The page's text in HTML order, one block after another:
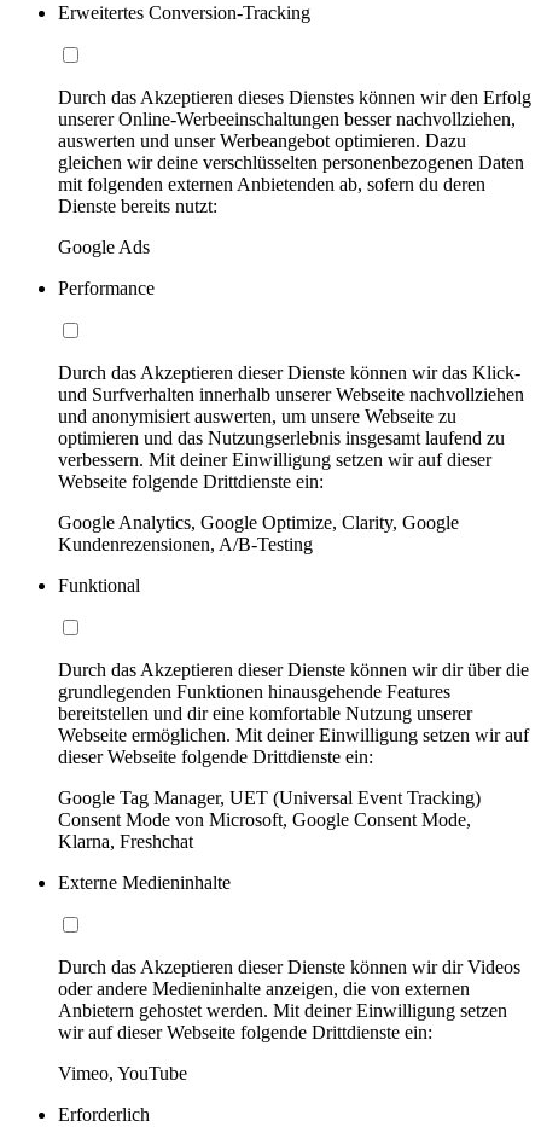
Erweitertes Conversion-Tracking
Durch das Akzeptieren dieses Dienstes können wir den Erfolg
unserer Online-Werbeeinschaltungen besser nachvollziehen,
auswerten und unser Werbeangebot optimieren. Dazu
gleichen wir deine verschlüsselten personenbezogenen Daten
mit folgenden externen Anbietenden ab, sofern du deren
Dienste bereits nutzt:
Google Ads
Performance
Durch das Akzeptieren dieser Dienste können wir das Klick-
und Surfverhalten innerhalb unserer Webseite nachvollziehen
und anonymisiert auswerten, um unsere Webseite zu
optimieren und das Nutzungserlebnis insgesamt laufend zu
verbessern. Mit deiner Einwilligung setzen wir auf dieser
Webseite folgende Drittdienste ein:
Google Analytics, Google Optimize, Clarity, Google
Kundenrezensionen, A/B-Testing
Funktional
Durch das Akzeptieren dieser Dienste können wir dir über die
grundlegenden Funktionen hinausgehende Features
bereitstellen und dir eine komfortable Nutzung unserer
Webseite ermöglichen. Mit deiner Einwilligung setzen wir auf
dieser Webseite folgende Drittdienste ein:
Google Tag Manager, UET (Universal Event Tracking)
Consent Mode von Microsoft, Google Consent Mode,
Klarna, Freshchat
Externe Medieninhalte
Durch das Akzeptieren dieser Dienste können wir dir Videos
oder andere Medieninhalte anzeigen, die von externen
Anbietern gehostet werden. Mit deiner Einwilligung setzen
wir auf dieser Webseite folgende Drittdienste ein:
Vimeo, YouTube
Erforderlich